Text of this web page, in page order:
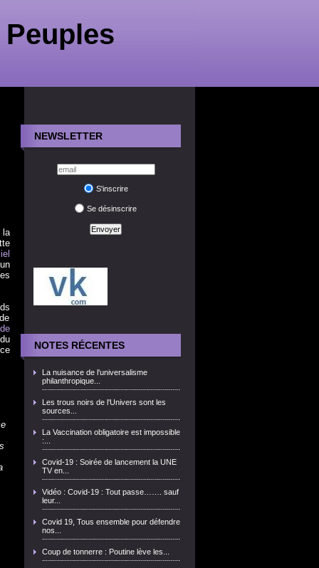
NEWSLETTER
S'inscrire
Se désinscrire
NOTES RÉCENTES
La nuisance de l'universalisme
philanthropique...
Les trous noirs de l'Univers sont les
sources...
La Vaccination obligatoire est impossible
:...
Covid-19 : Soirée de lancement la UNE
TV en...
Vidéo : Covid-19 : Tout passe……. sauf
leur...
Covid 19, Tous ensemble pour défendre
nos...
Coup de tonnerre : Poutine lève les...
la